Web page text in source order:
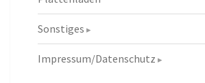
Sonstiges
Impressum/Datenschutz